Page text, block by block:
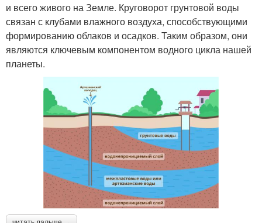
и всего живого на Земле. Круговорот грунтовой воды
связан с клубами влажного воздуха, способствующими
формированию облаков и осадков. Таким образом, они
являются ключевым компонентом водного цикла нашей
планеты.